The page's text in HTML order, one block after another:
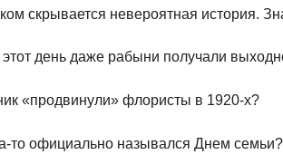
скрывается невероятная история.
день даже рабыни получали
«продвинули» флористы в 1920-х?
то официально назывался Днем семьи?